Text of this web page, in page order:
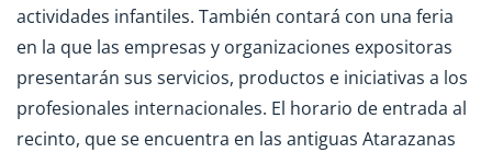
actividades infantiles. También contará con una feria
en la que las empresas y organizaciones expositoras
presentarán sus servicios, productos e iniciativas a los
profesionales internacionales. El horario de entrada al
recinto, que se encuentra en las antiguas Atarazanas